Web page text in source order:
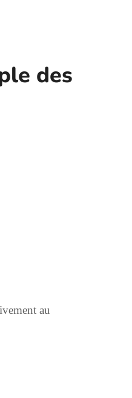
des
au